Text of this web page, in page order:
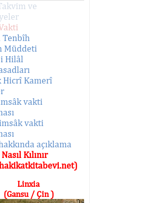
ve
Müddeti
Hilâl
Hicrî Kamerî
vakti
vakti
açıklama
Kılınır
Linxia
(Gansu / Çin )